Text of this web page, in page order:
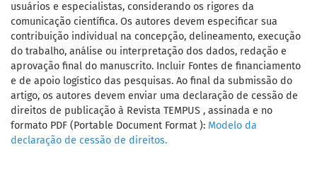
usuários e especialistas, considerando os rigores da
comunicação científica. Os autores devem especificar sua
contribuição individual na concepção, delineamento, execução
do trabalho, análise ou interpretação dos dados, redação e
aprovação final do manuscrito. Incluir Fontes de financiamento
e de apoio logístico das pesquisas. Ao final da submissão do
artigo, os autores devem enviar uma declaração de cessão de
direitos de publicação à Revista TEMPUS , assinada e no
formato PDF (Portable Document Format ): Modelo da
declaração de cessão de direitos.